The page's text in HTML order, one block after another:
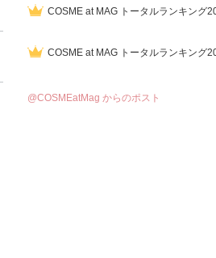
@COSMEatMag からのポスト